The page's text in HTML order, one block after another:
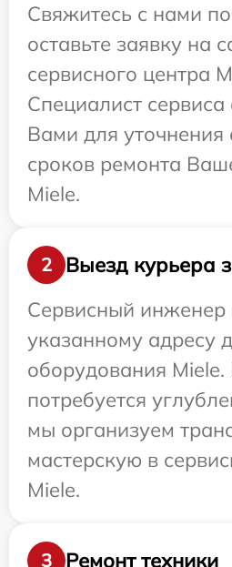
Свяжитесь с нами
оставьте заявку на
сервисного центра
Специалист сервиса
Вами для уточнения
сроков ремонта
Miele.
2
Выезд курьера
Сервисный инженер
указанному адресу
оборудования Miele.
потребуется
мы организуем
мастерскую в
Miele.
3 Ремонт техники